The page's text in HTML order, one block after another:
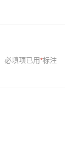
必填项已用*标注